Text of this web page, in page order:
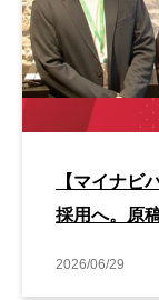
【マイナビ
採用へ。原
2026/06/29